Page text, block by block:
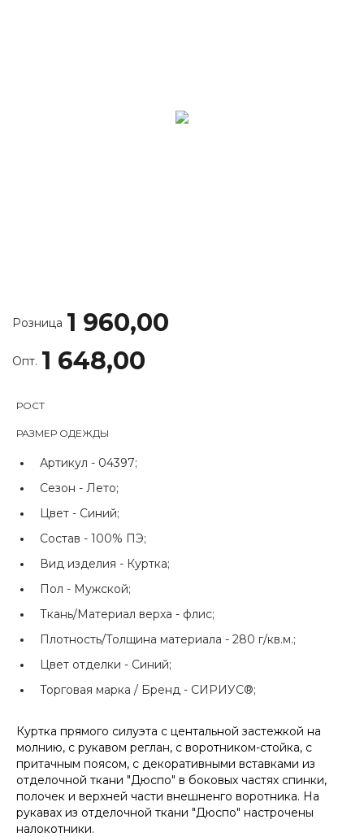
Розница 1 960,00
Опт. 1 648,00
РОСТ
РАЗМЕР ОДЕЖДЫ
Артикул - 04397;
Сезон - Лето;
Цвет - Синий;
Состав - 100% ПЭ;
Вид изделия - Куртка;
Пол - Мужской;
Ткань/Материал верха - флис;
Плотность/Толщина материала - 280 г/кв.м.;
Цвет отделки - Синий;
Торговая марка / Бренд - СИРИУС®;
Куртка прямого силуэта с центальной застежкой на
молнию, с рукавом реглан, с воротником-стойка, с
притачным поясом, с декоративными вставками из
отделочной ткани "Дюспо" в боковых частях спинки,
полочек и верхней части внешненго воротника. На
рукавах из отделочной ткани "Дюспо" настрочены
налокотники.